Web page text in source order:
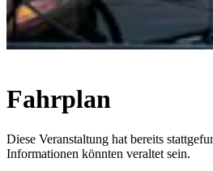
Fahrplan
Diese Veranstaltung hat bereits
Informationen könnten veraltet sein.